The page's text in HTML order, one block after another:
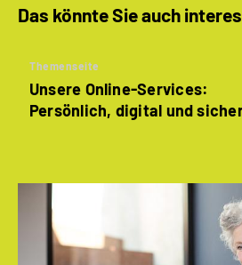
Das könnte Sie auch
Themenseite
Unsere Online-Services:
Persönlich, digital und